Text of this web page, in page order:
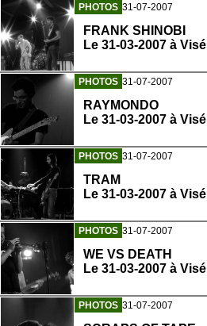
PHOTOS 31-07-2007
FRANK SHINOBI
Le 31-03-2007 à Visé
PHOTOS 31-07-2007
RAYMONDO
Le 31-03-2007 à Visé
PHOTOS 31-07-2007
TRAM
Le 31-03-2007 à Visé
PHOTOS 31-07-2007
WE VS DEATH
Le 31-03-2007 à Visé
PHOTOS 31-07-2007